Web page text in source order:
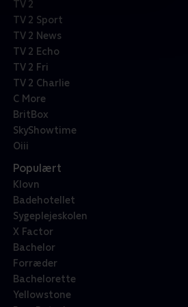
TV 2
TV 2 Sport
TV 2 News
TV 2 Echo
TV 2 Fri
TV 2 Charlie
C More
BritBox
SkyShowtime
Oiii
Populært
Klovn
Badehotellet
Sygeplejeskolen
X Factor
Bachelor
Forræder
Bachelorette
Yellowstone